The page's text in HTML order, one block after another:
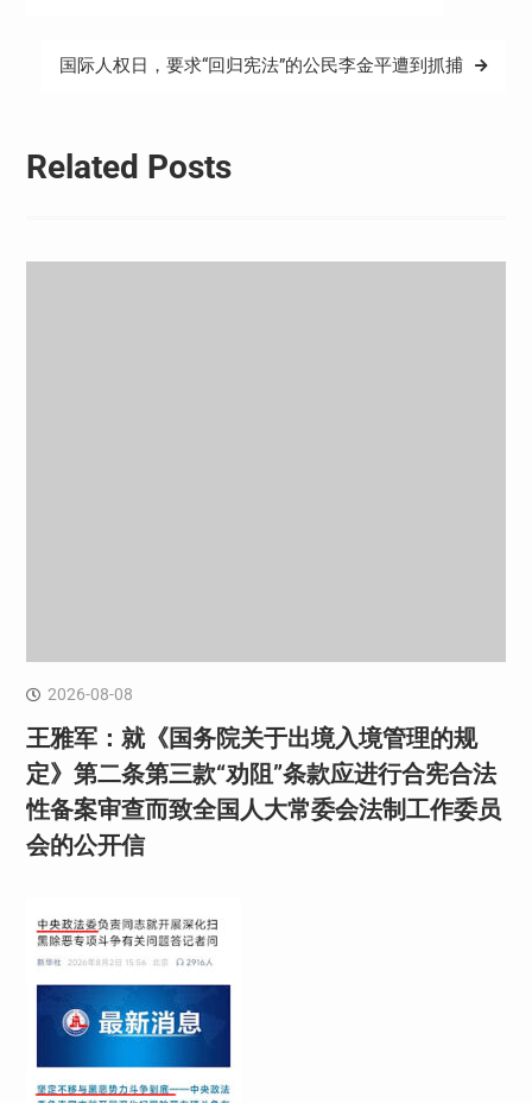
国际人权日，要求“回归宪法”的公民李金平遭到抓捕
Related Posts
2026-08-08
王雅军：就《国务院关于出境入境管理的规
定》第二条第三款“劝阻”条款应进行合宪合法
性备案审查而致全国人大常委会法制工作委员
会的公开信